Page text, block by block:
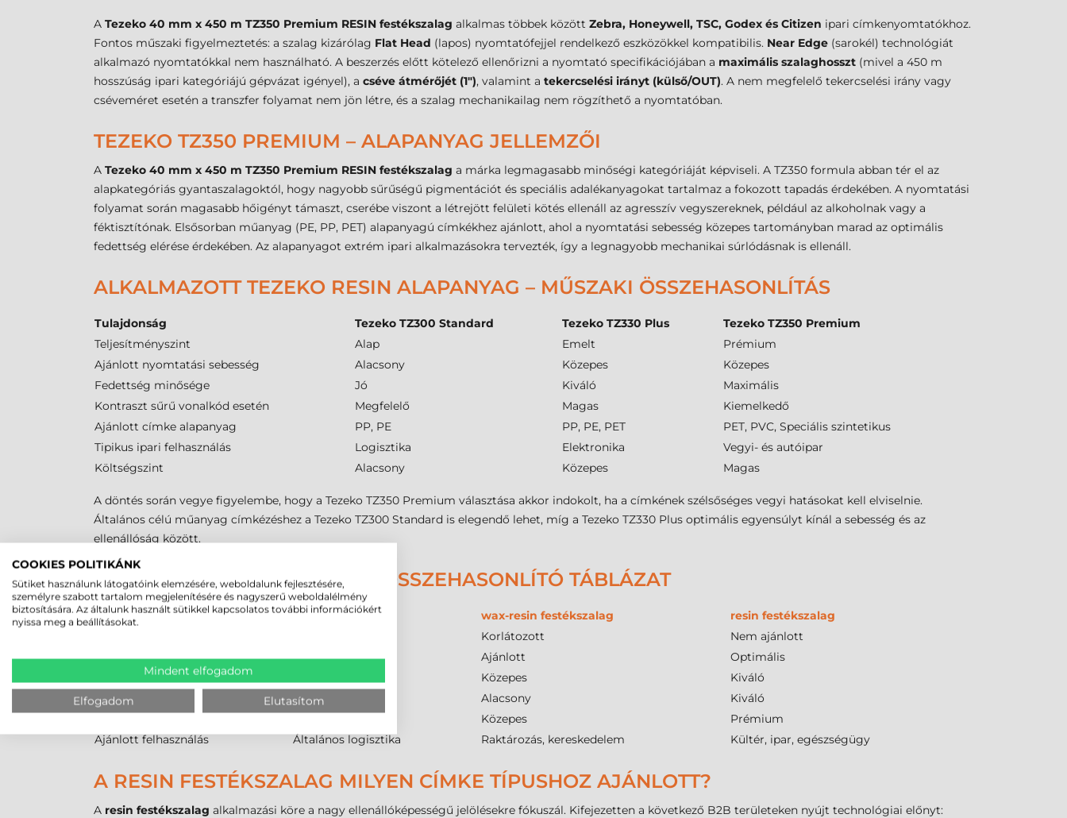
A Tezeko 40 mm x 450 m TZ350 Premium RESIN festékszalag alkalmas többek között Zebra, Honeywell, TSC, Godex és Citizen ipari címkenyomtatókhoz.
Fontos műszaki figyelmeztetés: a szalag kizárólag Flat Head (lapos) nyomtatófejjel rendelkező eszközökkel kompatibilis. Near Edge (sarokél) technológiát
alkalmazó nyomtatókkal nem használható. A beszerzés előtt kötelező ellenőrizni a nyomtató specifikációjában a maximális szalaghosszt (mivel a 450 m
hosszúság ipari kategóriájú gépvázat igényel), a cséve átmérőjét (1"), valamint a tekercselési irányt (külső/OUT). A nem megfelelő tekercselési irány vagy
cséveméret esetén a transzfer folyamat nem jön létre, és a szalag mechanikailag nem rögzíthető a nyomtatóban.
TEZEKO TZ350 PREMIUM – ALAPANYAG JELLEMZŐI
A Tezeko 40 mm x 450 m TZ350 Premium RESIN festékszalag a márka legmagasabb minőségi kategóriáját képviseli. A TZ350 formula abban tér el az
alapkategóriás gyantaszalagoktól, hogy nagyobb sűrűségű pigmentációt és speciális adalékanyagokat tartalmaz a fokozott tapadás érdekében. A nyomtatási
folyamat során magasabb hőigényt támaszt, cserébe viszont a létrejött felületi kötés ellenáll az agresszív vegyszereknek, például az alkoholnak vagy a
féktisztítónak. Elsősorban műanyag (PE, PP, PET) alapanyagú címkékhez ajánlott, ahol a nyomtatási sebesség közepes tartományban marad az optimális
fedettség elérése érdekében. Az alapanyagot extrém ipari alkalmazásokra tervezték, így a legnagyobb mechanikai súrlódásnak is ellenáll.
ALKALMAZOTT TEZEKO RESIN ALAPANYAG – MŰSZAKI ÖSSZEHASONLÍTÁS
Tulajdonság Tezeko TZ300 Standard Tezeko TZ330 Plus
Tezeko TZ350 Premium
Teljesítményszint
Alap Emelt
Prémium
Ajánlott nyomtatási sebesség
Alacsony Közepes
Közepes
Fedettség minősége
Jó Kiváló
Maximális
Kontraszt sűrű vonalkód esetén
Megfelelő Magas
Kiemelkedő
Ajánlott címke alapanyag
PP, PE PP, PE, PET
PET, PVC, Speciális szintetikus
Tipikus ipari felhasználás
Logisztika Elektronika
Vegyi- és autóipar
Költségszint
Alacsony Közepes Magas
A döntés során vegye figyelembe, hogy a Tezeko TZ350 Premium választása akkor indokolt, ha a címkének szélsőséges vegyi hatásokat kell elviselnie.
Általános célú műanyag címkézéshez a Tezeko TZ300 Standard is elegendő lehet, míg a Tezeko TZ330 Plus optimális egyensúlyt kínál a sebesség és az
ellenállóság között.
FESTÉKSZALAG ALAPANYAG ÖSSZEHASONLÍTÓ TÁBLÁZAT
Tulajdonság wax festékszalag wax-resin festékszalag
resin festékszalag
Korlátozott
Nem ajánlott
Műanyag címkéhez
Nem alkalmas Ajánlott
Optimális
Dörzsölésállóság
Közepes
Kiváló
Vegyszerállóság
Nincs Alacsony
Kiváló
Közepes
Prémium
Ajánlott felhasználás
Általános logisztika Raktározás, kereskedelem Kültér, ipar, egészségügy
A RESIN FESTÉKSZALAG MILYEN CÍMKE TÍPUSHOZ AJÁNLOTT?
A resin festékszalag alkalmazási köre a nagy ellenállóképességű jelölésekre fókuszál. Kifejezetten a következő B2B területeken nyújt technológiai előnyt:
COOKIES POLITIKÁNK
Sütiket használunk látogatóink elemzésére, weboldalunk fejlesztésére,
személyre szabott tartalom megjelenítésére és nagyszerű weboldalélmény
biztosítására. Az általunk használt sütikkel kapcsolatos további információkért
nyissa meg a beállításokat.
Mindent elfogadom
Elfogadom Elutasítom